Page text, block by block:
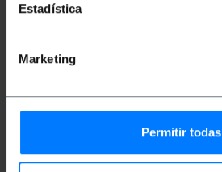
Estadística
Marketing
Permitir todas
Número de paquetes: 1